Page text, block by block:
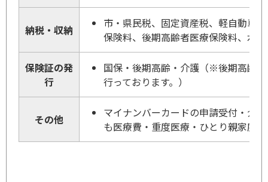
納税・収納
市・県民税、固定資産税、軽自動車
保険料、後期高齢者医療保険料、水
保険証の発
行
国保・後期高齢・介護（※後期高齢
行っております。）
その他
マイナンバーカードの申請受付・介
も医療費・重度医療・ひとり親家庭